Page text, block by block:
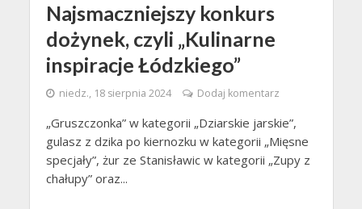
Najsmaczniejszy konkurs
dożynek, czyli „Kulinarne
inspiracje Łódzkiego”
niedz., 18 sierpnia 2024 Dodaj komentarz
„Gruszczonka” w kategorii „Dziarskie jarskie”,
gulasz z dzika po kiernozku w kategorii „Mięsne
specjały”, żur ze Stanisławic w kategorii „Zupy z
chałupy” oraz...